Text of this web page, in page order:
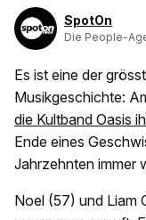
SpotOn
Die People-
Es ist eine der
Musikgeschichte:
die Kultband Oasis
Ende eines
Jahrzehnten immer
Noel (57) und Liam